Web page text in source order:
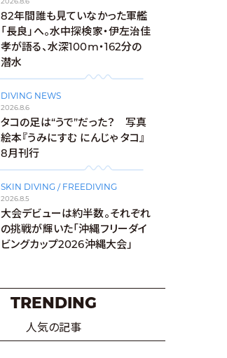
82年間誰も見ていなかった軍艦
「長良」へ。水中探検家・伊左治佳
孝が語る、水深100m・162分の
潜水
DIVING NEWS
2026.8.6
タコの足は“うで”だった？ 写真
絵本『うみにすむ にんじゃ タコ』
8月刊行
SKIN DIVING / FREEDIVING
2026.8.5
大会デビューは約半数。それぞれ
の挑戦が輝いた「沖縄フリーダイ
ビングカップ2026沖縄大会」
TRENDING
人気の記事